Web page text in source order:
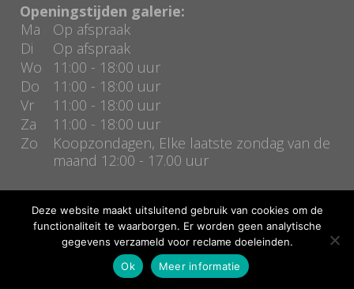
Openingstijden galerie:
Ma
Op afspraak
Di
Op afspraak
Wo
11:00 - 18:00 uur
Do
11:00 - 18:00 uur
Vr
11:00 - 18:00 uur
Za
11:00 - 18:00 uur
Zo
Koopzondagen, Elke laatste zondag van de
maand 12:00 - 17.00 uur
Copyright De kunstkeuken | Realisatie door
Deze website maakt uitsluitend gebruik van cookies om de
functionaliteit te waarborgen. Er worden geen analytische
gegevens verzameld voor reclame doeleinden.
Ok
Meer informatie